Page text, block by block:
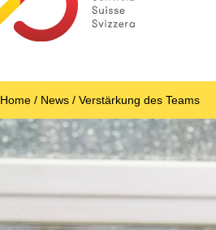
Home / News / Verstärkung des Teams